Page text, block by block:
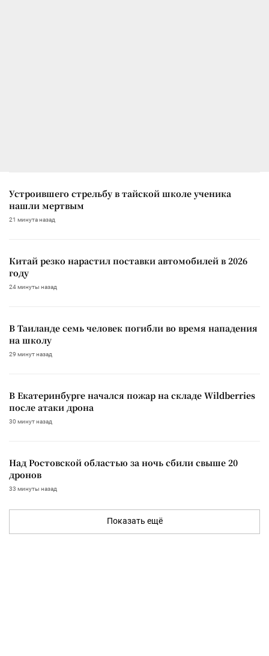
Устроившего стрельбу в тайской школе ученика
нашли мертвым
21 минута назад
Китай резко нарастил поставки автомобилей в 2026
году
24 минуты назад
В Таиланде семь человек погибли во время нападения
на школу
29 минут назад
В Екатеринбурге начался пожар на складе Wildberries
после атаки дрона
30 минут назад
Над Ростовской областью за ночь сбили свыше 20
дронов
33 минуты назад
Показать ещё